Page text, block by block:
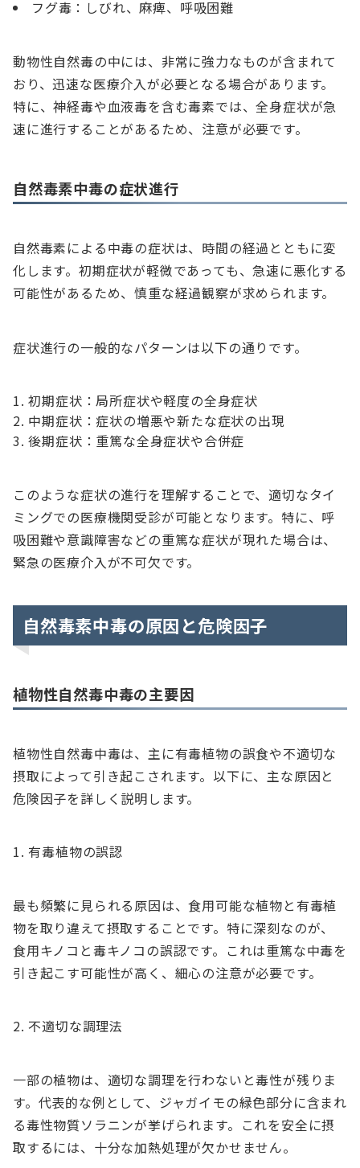
フグ毒：しびれ、麻痺、呼吸困難
動物性自然毒の中には、非常に強力なものが含まれて
おり、迅速な医療介入が必要となる場合があります。
特に、神経毒や血液毒を含む毒素では、全身症状が急
速に進行することがあるため、注意が必要です。
自然毒素中毒の症状進行
自然毒素による中毒の症状は、時間の経過とともに変
化します。初期症状が軽微であっても、急速に悪化する
可能性があるため、慎重な経過観察が求められます。
症状進行の一般的なパターンは以下の通りです。
初期症状：局所症状や軽度の全身症状
中期症状：症状の増悪や新たな症状の出現
後期症状：重篤な全身症状や合併症
このような症状の進行を理解することで、適切なタイ
ミングでの医療機関受診が可能となります。特に、呼
吸困難や意識障害などの重篤な症状が現れた場合は、
緊急の医療介入が不可欠です。
自然毒素中毒の原因と危険因子
植物性自然毒中毒の主要因
植物性自然毒中毒は、主に有毒植物の誤食や不適切な
摂取によって引き起こされます。以下に、主な原因と
危険因子を詳しく説明します。
有毒植物の誤認
最も頻繁に見られる原因は、食用可能な植物と有毒植
物を取り違えて摂取することです。特に深刻なのが、
食用キノコと毒キノコの誤認です。これは重篤な中毒を
引き起こす可能性が高く、細心の注意が必要です。
不適切な調理法
一部の植物は、適切な調理を行わないと毒性が残りま
す。代表的な例として、ジャガイモの緑色部分に含まれ
る毒性物質ソラニンが挙げられます。これを安全に摂
取するには、十分な加熱処理が欠かせません。